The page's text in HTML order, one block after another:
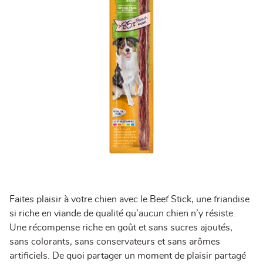
Faites plaisir à votre chien avec le Beef Stick, une friandise
si riche en viande de qualité qu’aucun chien n’y résiste.
Une récompense riche en goût et sans sucres ajoutés,
sans colorants, sans conservateurs et sans arômes
artificiels. De quoi partager un moment de plaisir partagé